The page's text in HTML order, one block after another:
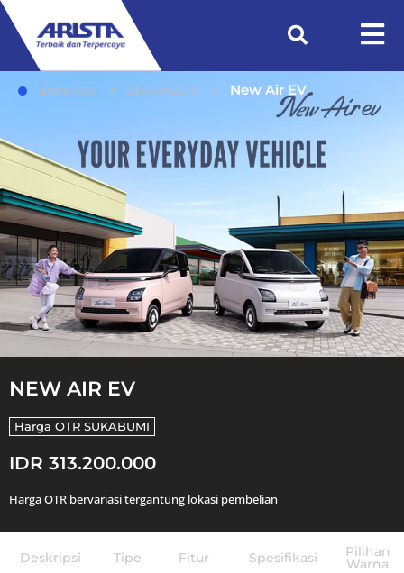
Beranda Showroom New Air EV
NEW AIR EV
Harga OTR SUKABUMI
IDR 313.200.000
Harga OTR bervariasi tergantung lokasi pembelian
Deskripsi Tipe Fitur Spesifikasi Pilihan
Warna